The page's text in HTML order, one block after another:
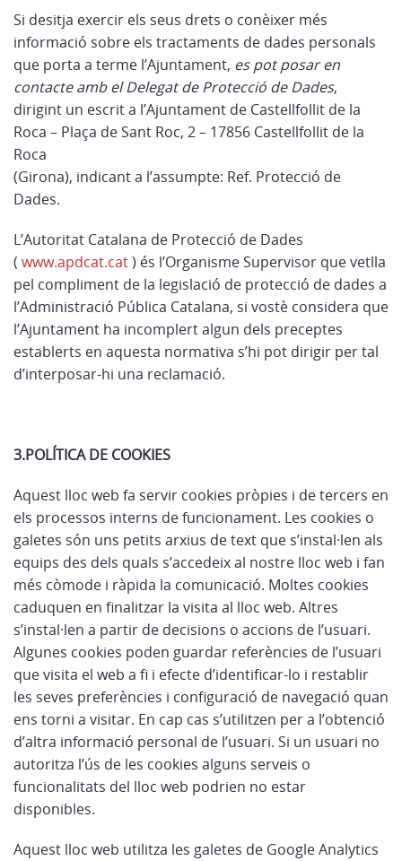
Si desitja exercir els seus drets o conèixer més
informació sobre els tractaments de dades personals
que porta a terme l’Ajuntament, es pot posar en
contacte amb el Delegat de Protecció de Dades,
dirigint un escrit a l’Ajuntament de Castellfollit de la
Roca – Plaça de Sant Roc, 2 – 17856 Castellfollit de la
Roca
(Girona), indicant a l’assumpte: Ref. Protecció de
Dades.
L’Autoritat Catalana de Protecció de Dades
( www.apdcat.cat) és l’Organisme Supervisor que vetlla
pel compliment de la legislació de protecció de dades a
l’Administració Pública Catalana, si vostè considera que
l’Ajuntament ha incomplert algun dels preceptes
establerts en aquesta normativa s’hi pot dirigir per tal
d’interposar-hi una reclamació.
3.POLÍTICA DE COOKIES
Aquest lloc web fa servir cookies pròpies i de tercers en
els processos interns de funcionament. Les cookies o
galetes són uns petits arxius de text que s’instal·len als
equips des dels quals s’accedeix al nostre lloc web i fan
més còmode i ràpida la comunicació. Moltes cookies
caduquen en finalitzar la visita al lloc web. Altres
s’instal·len a partir de decisions o accions de l’usuari.
Algunes cookies poden guardar referències de l’usuari
que visita el web a fi i efecte d’identificar-lo i restablir
les seves preferències i configuració de navegació quan
ens torni a visitar. En cap cas s’utilitzen per a l’obtenció
d’altra informació personal de l’usuari. Si un usuari no
autoritza l’ús de les cookies alguns serveis o
funcionalitats del lloc web podrien no estar
disponibles.
Aquest lloc web utilitza les galetes de Google Analytics